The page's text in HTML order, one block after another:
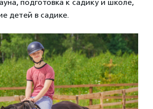
подготовка к садику и школе,
детей в садике.